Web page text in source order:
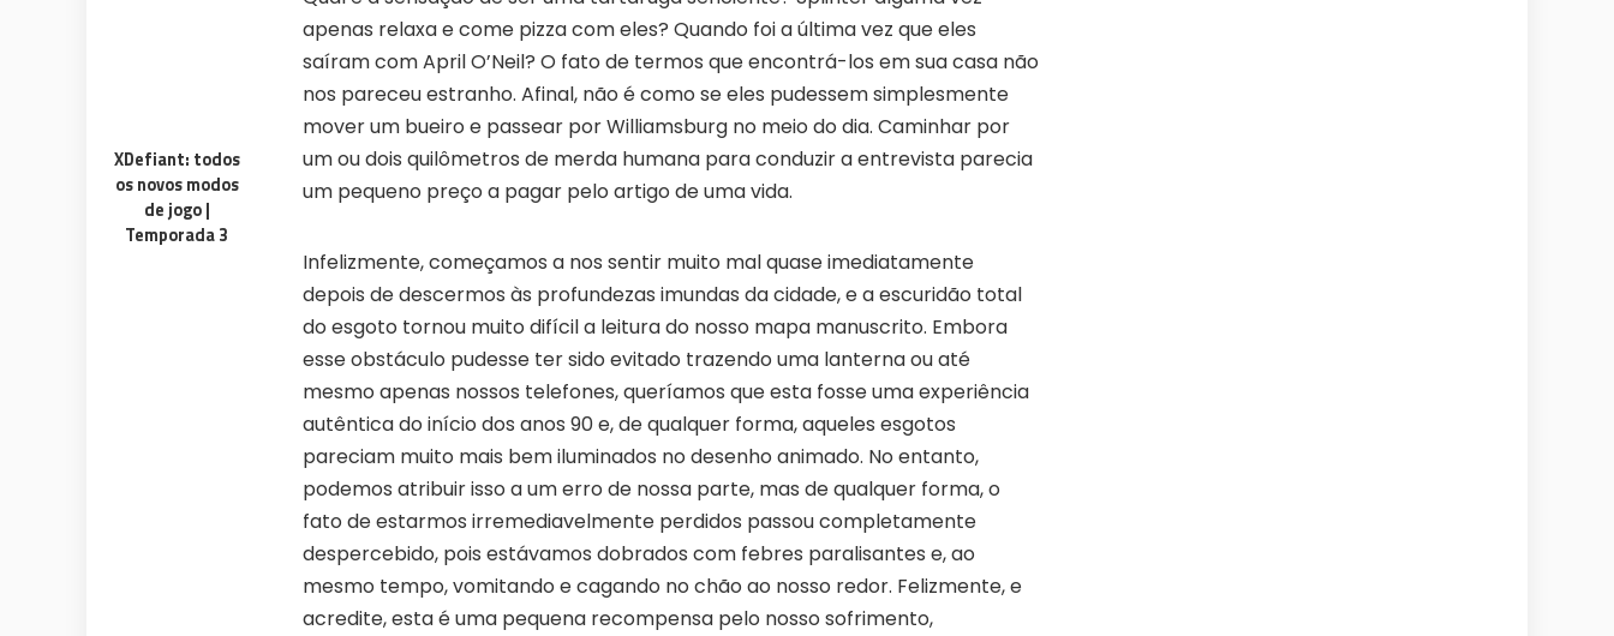
Members-Only Content
Exclusive guides & secrets never published
🌍Global Community
Join gamers worldwide and get real-time
alerts
XDefiant: todos
os novos modos
de jogo |
Temporada 3
apenas relaxa e come pizza com eles? Quando foi a última vez que eles
saíram com April O’Neil? O fato de termos que encontrá-los em sua casa não
nos pareceu estranho. Afinal, não é como se eles pudessem simplesmente
mover um bueiro e passear por Williamsburg no meio do dia. Caminhar por
um ou dois quilômetros de merda humana para conduzir a entrevista parecia
um pequeno preço a pagar pelo artigo de uma vida.
Infelizmente, começamos a nos sentir muito mal quase imediatamente
depois de descermos às profundezas imundas da cidade, e a escuridão total
do esgoto tornou muito difícil a leitura do nosso mapa manuscrito. Embora
esse obstáculo pudesse ter sido evitado trazendo uma lanterna ou até
mesmo apenas nossos telefones, queríamos que esta fosse uma experiência
autêntica do início dos anos 90 e, de qualquer forma, aqueles esgotos
pareciam muito mais bem iluminados no desenho animado. No entanto,
podemos atribuir isso a um erro de nossa parte, mas de qualquer forma, o
fato de estarmos irremediavelmente perdidos passou completamente
despercebido, pois estávamos dobrados com febres paralisantes e, ao
mesmo tempo, vomitando e cagando no chão ao nosso redor. Felizmente, e
acredite, esta é uma pequena recompensa pelo nosso sofrimento,